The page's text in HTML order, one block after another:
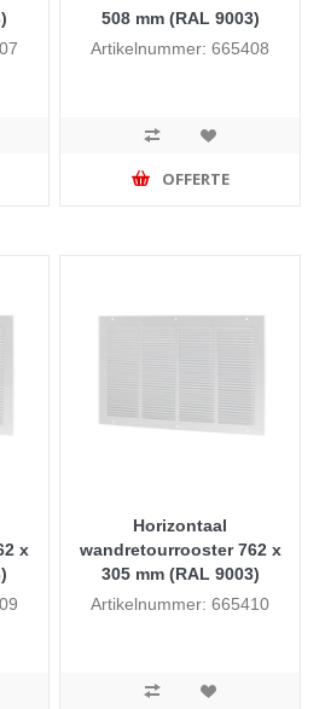
508 mm (RAL 9003)
Artikelnummer: 665408
OFFERTE
x
Horizontaal
wandretourrooster 762 x
305 mm (RAL 9003)
Artikelnummer: 665410